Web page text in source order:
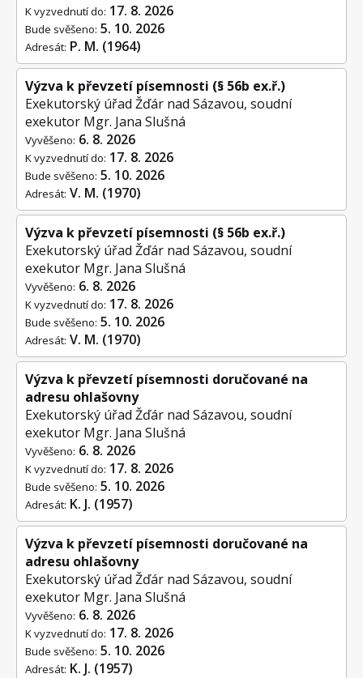
Adresát: P. M. (1964)
K vyzvednutí do: 17. 8. 2026
Bude svěšeno: 5. 10. 2026
Výzva k převzetí písemnosti (§ 56b ex.ř.)
Exekutorský úřad Žďár nad Sázavou, soudní
exekutor Mgr. Jana Slušná
Vyvěšeno: 6. 8. 2026
Adresát: V. M. (1970)
K vyzvednutí do: 17. 8. 2026
Bude svěšeno: 5. 10. 2026
Výzva k převzetí písemnosti (§ 56b ex.ř.)
Exekutorský úřad Žďár nad Sázavou, soudní
exekutor Mgr. Jana Slušná
Vyvěšeno: 6. 8. 2026
Adresát: V. M. (1970)
K vyzvednutí do: 17. 8. 2026
Bude svěšeno: 5. 10. 2026
Výzva k převzetí písemnosti doručované na
adresu ohlašovny
Exekutorský úřad Žďár nad Sázavou, soudní
exekutor Mgr. Jana Slušná
Vyvěšeno: 6. 8. 2026
Adresát: K. J. (1957)
K vyzvednutí do: 17. 8. 2026
Bude svěšeno: 5. 10. 2026
Výzva k převzetí písemnosti doručované na
adresu ohlašovny
Exekutorský úřad Žďár nad Sázavou, soudní
exekutor Mgr. Jana Slušná
Vyvěšeno: 6. 8. 2026
Adresát: K. J. (1957)
K vyzvednutí do: 17. 8. 2026
Bude svěšeno: 5. 10. 2026